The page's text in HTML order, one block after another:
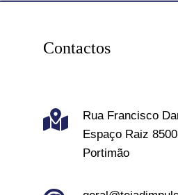
Contactos
Rua Francisco
Espaço Raiz
Portimão